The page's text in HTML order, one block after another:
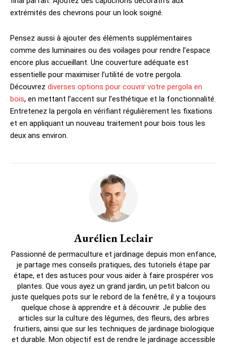
extrémités des chevrons pour un look soigné.
Pensez aussi à ajouter des éléments supplémentaires
comme des luminaires ou des voilages pour rendre l’espace
encore plus accueillant. Une couverture adéquate est
essentielle pour maximiser l’utilité de votre pergola.
Découvrez diverses options pour couvrir votre pergola en
bois, en mettant l’accent sur l’esthétique et la fonctionnalité.
Entretenez la pergola en vérifiant régulièrement les fixations
et en appliquant un nouveau traitement pour bois tous les
deux ans environ.
Aurélien Leclair
Passionné de permaculture et jardinage depuis mon enfance,
je partage mes conseils pratiques, des tutoriels étape par
étape, et des astuces pour vous aider à faire prospérer vos
plantes. Que vous ayez un grand jardin, un petit balcon ou
juste quelques pots sur le rebord de la fenêtre, il y a toujours
quelque chose à apprendre et à découvrir. Je publie des
articles sur la culture des légumes, des fleurs, des arbres
fruitiers, ainsi que sur les techniques de jardinage biologique
et durable. Mon objectif est de rendre le jardinage accessible